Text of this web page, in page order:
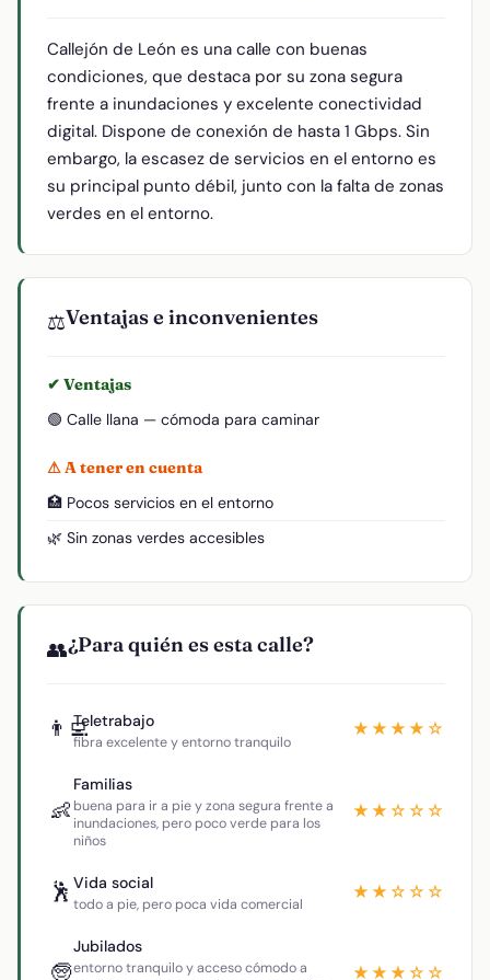
Callejón de León es una calle con buenas
condiciones, que destaca por su zona segura
frente a inundaciones y excelente conectividad
digital. Dispone de conexión de hasta 1 Gbps. Sin
embargo, la escasez de servicios en el entorno es
su principal punto débil, junto con la falta de zonas
verdes en el entorno.
⚖️Ventajas e inconvenientes
✔ Ventajas
🟢 Calle llana — cómoda para caminar
⚠ A tener en cuenta
🏥 Pocos servicios en el entorno
🌿 Sin zonas verdes accesibles
👥¿Para quién es esta calle?
👨‍💻Teletrabajo
fibra excelente y entorno tranquilo
★★★★☆
👶
Familias
buena para ir a pie y zona segura frente a
inundaciones, pero poco verde para los
niños
★★☆☆☆
🕺 Vida social
todo a pie, pero poca vida comercial
★★☆☆☆
🧓
Jubilados
entorno tranquilo y acceso cómodo a
★★★☆☆